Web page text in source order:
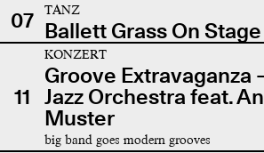
07
TANZ
Ballett Grass On Stage
11
KONZERT
Groove Extravaganza
Jazz Orchestra feat.
Muster
big band goes modern grooves